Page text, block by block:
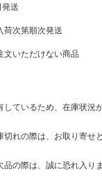
送
次第順次発送
いただけない商品
しているため、在庫状況
切れの際は、お取り寄せ
の際は、誠に恐れ入り